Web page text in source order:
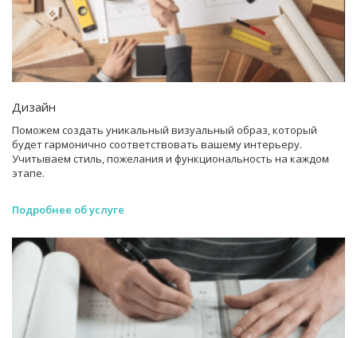
Дизайн
Поможем создать уникальный визуальный образ, который
будет гармонично соответствовать вашему интерьеру.
Учитываем стиль, пожелания и функциональность на каждом
этапе.
Подробнее об услуге